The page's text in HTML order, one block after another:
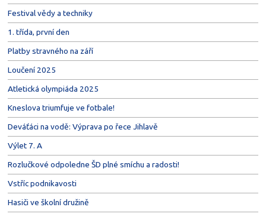
Festival vědy a techniky
1. třída, první den
Platby stravného na září
Loučení 2025
Atletická olympiáda 2025
Kneslova triumfuje ve fotbale!
Deváťáci na vodě: Výprava po řece Jihlavě
Výlet 7. A
Rozlučkové odpoledne ŠD plné smíchu a radosti!
Vstříc podnikavosti
Hasiči ve školní družině